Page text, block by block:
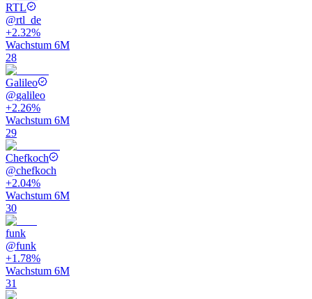
RTL
@rtl_de
+2.32%
Wachstum 6M
28
Galileo
@galileo
+2.26%
Wachstum 6M
29
Chefkoch
@chefkoch
+2.04%
Wachstum 6M
30
funk
@funk
+1.78%
Wachstum 6M
31